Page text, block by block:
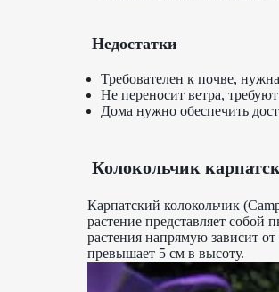
Недостатки
Требователен к почве,
Не переносит ветра,
Дома нужно обеспечить
Колокольчик
Карпатский колокольчик
растение представляет
растения напрямую зависит
превышает 5 см в высоту.